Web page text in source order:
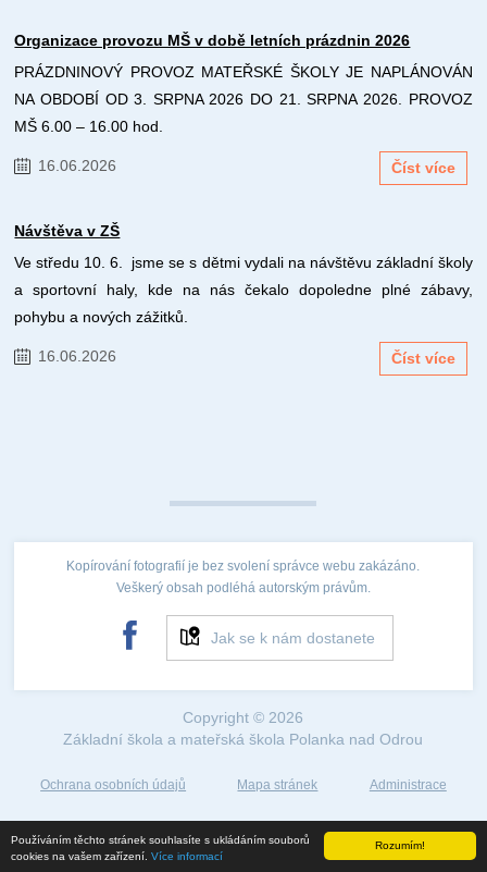
Rozumím!
Používáním těchto stránek souhlasíte s ukládáním souborů
cookies na vašem zařízení. Více informací
Organizace provozu MŠ v době letních prázdnin 2026
PRÁZDNINOVÝ PROVOZ MATEŘSKÉ ŠKOLY JE NAPLÁNOVÁN
NA OBDOBÍ OD 3. SRPNA 2026 DO 21. SRPNA 2026. PROVOZ
MŠ 6.00 – 16.00 hod.
16.06.2026 Číst více
Návštěva v ZŠ
Ve středu 10. 6. jsme se s dětmi vydali na návštěvu základní školy
a sportovní haly, kde na nás čekalo dopoledne plné zábavy,
pohybu a nových zážitků.
16.06.2026 Číst více
Kopírování fotografií je bez svolení správce webu zakázáno.
Veškerý obsah podléhá autorským právům.
Jak se k nám dostanete
Copyright © 2026
Základní škola a mateřská škola Polanka nad Odrou
Ochrana osobních údajů Mapa stránek Administrace
©2018